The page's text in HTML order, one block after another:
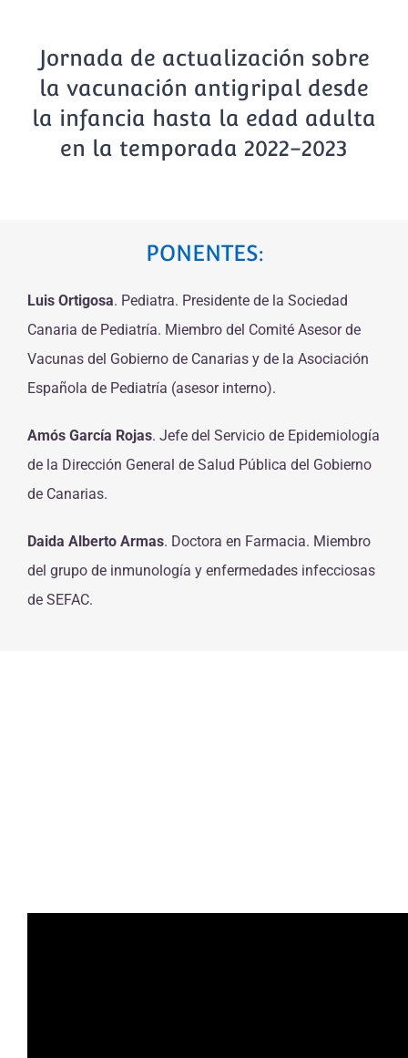
Jornada de actualización sobre
la vacunación antigripal desde
la infancia hasta la edad adulta
en la temporada 2022-2023
PONENTES:
Luis Ortigosa. Pediatra. Presidente de la Sociedad
Canaria de Pediatría. Miembro del Comité Asesor de
Vacunas del Gobierno de Canarias y de la Asociación
Española de Pediatría (asesor interno).
Amós García Rojas. Jefe del Servicio de Epidemiología
de la Dirección General de Salud Pública del Gobierno
de Canarias.
Daida Alberto Armas. Doctora en Farmacia. Miembro
del grupo de inmunología y enfermedades infecciosas
de SEFAC.